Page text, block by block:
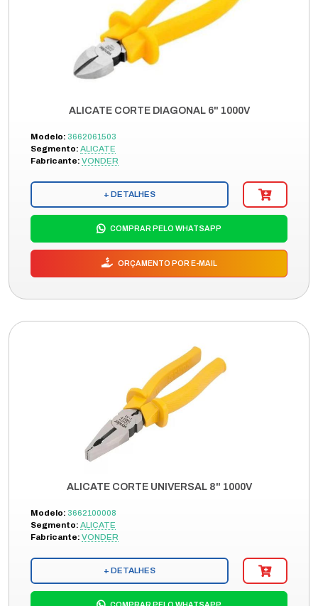
ALICATE CORTE DIAGONAL 6" 1000V
Modelo: 3662061503
Segmento: ALICATE
Fabricante: VONDER
+ DETALHES
COMPRAR PELO WHATSAPP
ORÇAMENTO POR E-MAIL
ALICATE CORTE UNIVERSAL 8" 1000V
Modelo: 3662100008
Segmento: ALICATE
Fabricante: VONDER
+ DETALHES